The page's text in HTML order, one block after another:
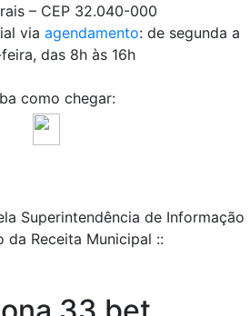
– CEP 32.040-000
via agendamento: de segunda a
das 8h às 16h
como chegar:
Superintendência de Informação
da Receita Municipal ::